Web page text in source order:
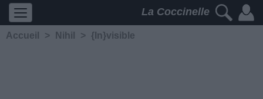
La Coccinelle
Accueil > Nihil > {In}visible